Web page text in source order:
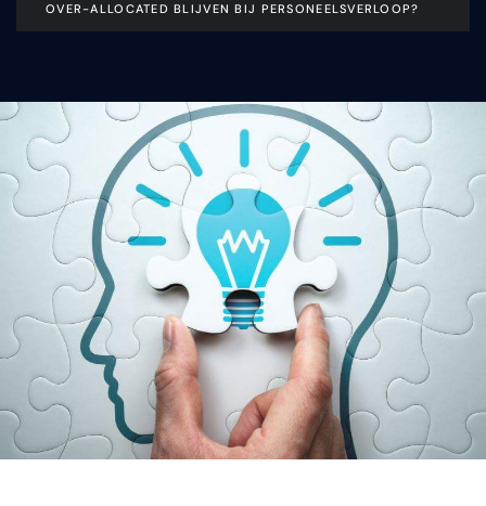
OVER-ALLOCATED BLIJVEN BIJ PERSONEELSVERLOOP?